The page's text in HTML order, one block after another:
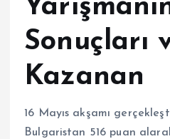
Sonuçları
Kazanan
16 Mayıs akşamı
Bulgaristan 516 puan